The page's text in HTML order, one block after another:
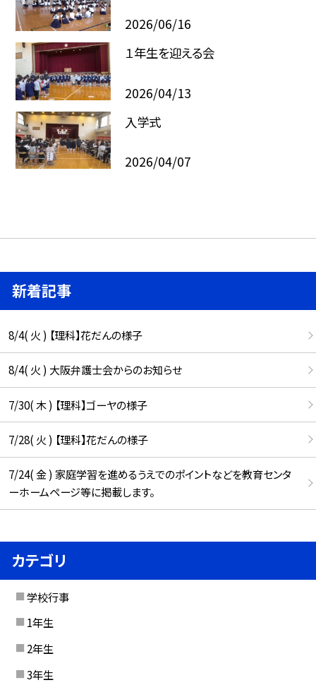
2026/06/16
１年生を迎える会
2026/04/13
入学式
2026/04/07
新着記事
8/4( 火 ) 【理科】花だんの様子
8/4( 火 ) 大阪弁護士会からのお知らせ
7/30( 木 ) 【理科】ゴーヤの様子
7/28( 火 ) 【理科】花だんの様子
7/24( 金 ) 家庭学習を進めるうえでのポイントなどを教育センタ
ーホームページ等に掲載します。
カテゴリ
学校行事
1年生
2年生
3年生